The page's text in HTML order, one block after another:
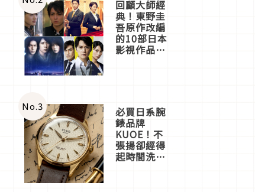
回顧大師經
典！東野圭
吾原作改編
的10部日本
影視作品推
No.3 必買日系腕
錶品牌
KUOE！不
張揚卻經得
起時間洗鍊